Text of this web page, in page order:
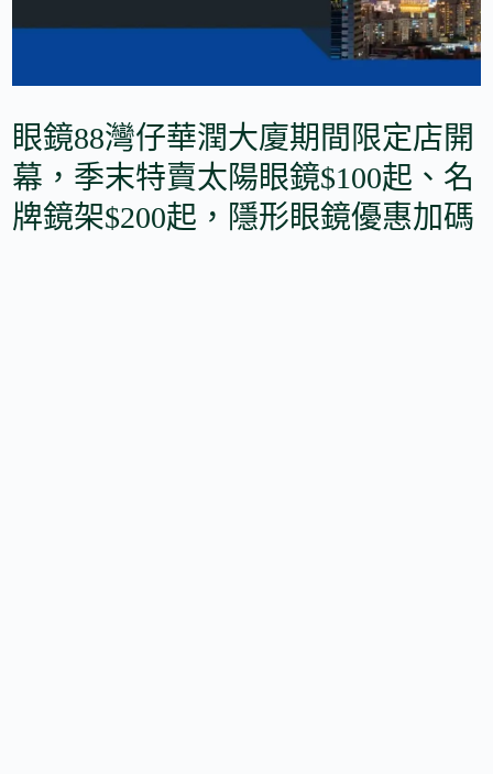
眼鏡88灣仔華潤大廈期間限定店開
幕，季末特賣太陽眼鏡$100起、名
牌鏡架$200起，隱形眼鏡優惠加碼